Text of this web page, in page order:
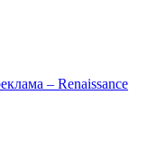
– Renaissance